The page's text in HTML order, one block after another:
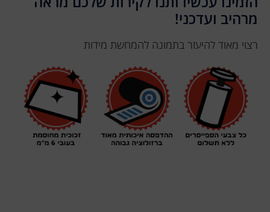
מרהיב ועדכני!
רצוי מאוד להיעזר בתמונה להמחשת מידות